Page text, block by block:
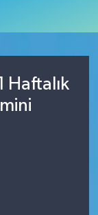
Haftalık